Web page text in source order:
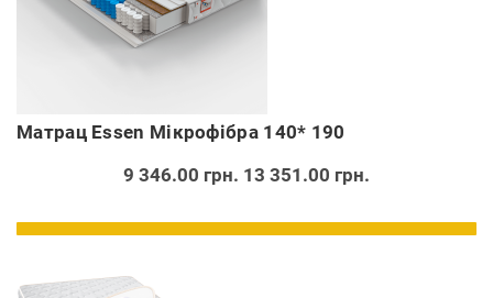
Матрац Essen Мікрофібра 140* 190
9 346.00 грн. 13 351.00 грн.